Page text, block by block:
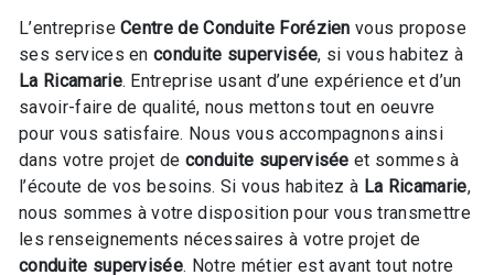
L’entrepriseCentre de Conduite Forézien vous propose
ses services enconduite supervisée, si vous habitez à
La Ricamarie. Entreprise usant d’une expérience et d’un
savoir-faire de qualité, nous mettons tout en oeuvre
pour vous satisfaire. Nous vous accompagnons ainsi
dans votre projet de conduite supervisée et sommes à
l’écoute de vos besoins. Si vous habitez à La Ricamarie,
nous sommes à votre disposition pour vous transmettre
les renseignements nécessaires à votre projet de
conduite supervisée. Notre métier est avant tout notre